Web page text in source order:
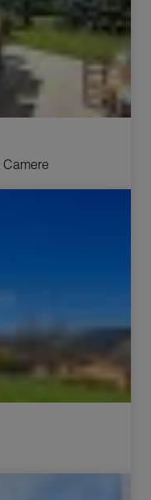
Camere
68.69 m²